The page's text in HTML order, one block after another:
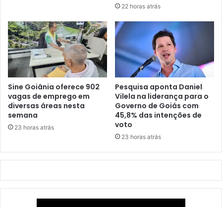
22 horas atrás
Sine Goiânia oferece 902
vagas de emprego em
diversas áreas nesta
semana
23 horas atrás
Pesquisa aponta Daniel
Vilela na liderança para o
Governo de Goiás com
45,8% das intenções de
voto
23 horas atrás